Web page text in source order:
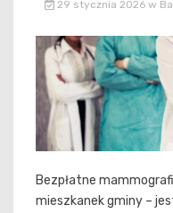
29 stycznia 2026 w
Bezpłatne
mieszkanek gminy –